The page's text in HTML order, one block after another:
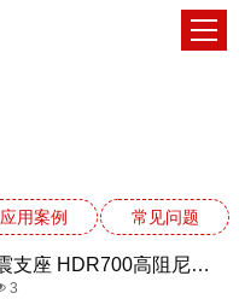
应用案例 常见问题
建筑高承载力隔震支座 HDR700高阻尼隔震支座厂家 高阻泥橡胶隔震支座
3